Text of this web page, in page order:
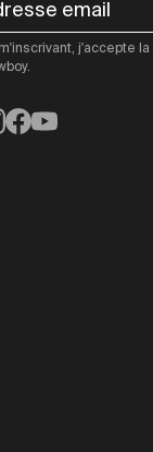
j'accepte la
Facebook
YouTube